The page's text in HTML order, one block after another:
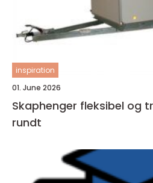
inspiration
01. June 2026
Skaphenger fleksibel og trygg transport året
rundt